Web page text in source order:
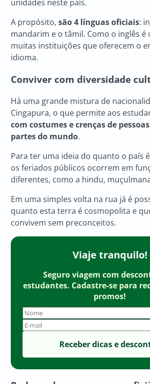
unidades neste país.
A propósito,são 4 línguas oficiais:
mandarim e o tâmil. Como o inglês é
muitas instituições que oferecem o
idioma.
Conviver com diversidade
Há uma grande mistura de
Cingapura, o que permite aos
com costumes e crenças de
partes do mundo.
Para ter uma ideia do quanto o país
os feriados públicos ocorrem em
diferentes, como a hindu,
Em uma simples volta na rua já é
quanto esta terra é cosmopolita e
convivem sem preconceitos.
Viaje tranquilo!
Seguro viagem com
estudantes. Cadastre-se para
promos!